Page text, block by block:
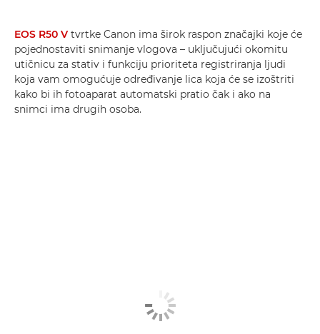
EOS R50 V tvrtke Canon ima širok raspon značajki koje će
pojednostaviti snimanje vlogova – uključujući okomitu
utičnicu za stativ i funkciju prioriteta registriranja ljudi
koja vam omogućuje određivanje lica koja će se izoštriti
kako bi ih fotoaparat automatski pratio čak i ako na
snimci ima drugih osoba.